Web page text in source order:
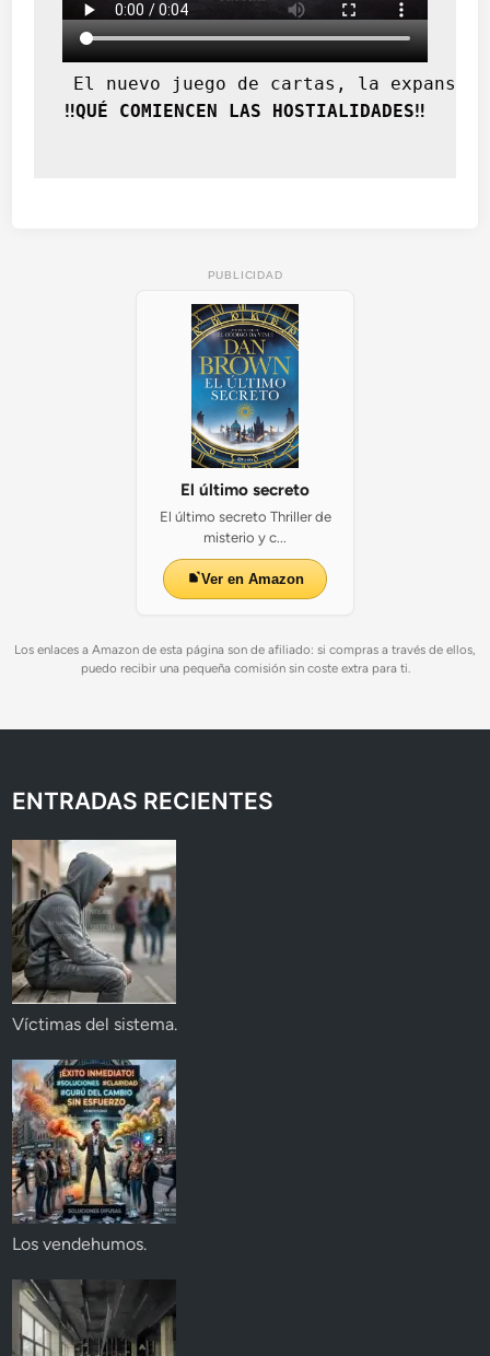
El nuevo juego de cartas, la
‼️QUÉ COMIENCEN LAS HOSTIALIDADES‼️
PUBLICIDAD
El último secreto
El último secreto Thriller de
misterio y c...
Ver en Amazon
Los enlaces a Amazon de esta página son de afiliado: si compras a través de ellos,
puedo recibir una pequeña comisión sin coste extra para ti.
ENTRADAS RECIENTES
Víctimas del sistema.
Los vendehumos.